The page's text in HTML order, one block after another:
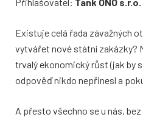
Existuje celá řada závažných
vytvářet nové státní zakázky?
trvalý ekonomický růst (jak by
odpověď nikdo nepřinesl a
A přesto všechno se u nás,